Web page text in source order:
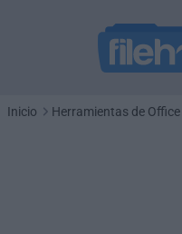
Inicio Herramientas de Office